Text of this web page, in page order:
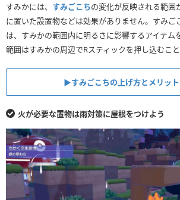
すみかには、 すみごこちの変化が反映される範囲
に置いた設置物などは効果がありません。すみご
は、すみかの範囲内に明るさに影響するアイテム
範囲はすみかの周辺でRスティックを押し込むこと
▶︎すみごこちの上げ方とメリッ
火が必要な置物は雨対策に屋根をつけよう